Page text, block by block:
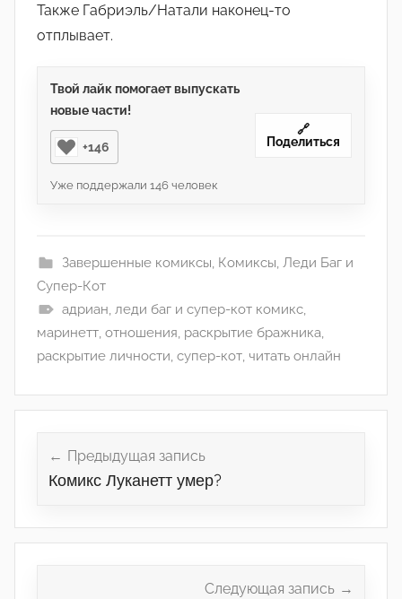
Также Габриэль/Натали наконец-то
отплывает.
Твой лайк помогает выпускать
новые части!
+146
Уже поддержали 146 человек
🔗
Поделиться
Завершенные комиксы, Комиксы, Леди Баг и
Супер-Кот
адриан, леди баг и супер-кот комикс,
маринетт, отношения, раскрытие бражника,
раскрытие личности, супер-кот, читать онлайн
записям
Предыдущая запись
Комикс Луканетт умер?
Следующая запись